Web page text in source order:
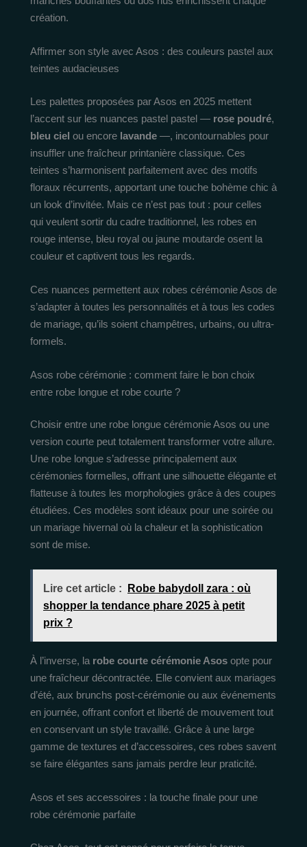
création.
Affirmer son style avec Asos : des couleurs pastel aux
teintes audacieuses
Les palettes proposées par Asos en 2025 mettent
l’accent sur les nuances pastel pastel — rose poudré,
bleu ciel ou encore lavande —, incontournables pour
insuffler une fraîcheur printanière classique. Ces
teintes s’harmonisent parfaitement avec des motifs
floraux récurrents, apportant une touche bohème chic à
un look d’invitée. Mais ce n’est pas tout : pour celles
qui veulent sortir du cadre traditionnel, les robes en
rouge intense, bleu royal ou jaune moutarde osent la
couleur et captivent tous les regards.
Ces nuances permettent aux robes cérémonie Asos de
s’adapter à toutes les personnalités et à tous les codes
de mariage, qu’ils soient champêtres, urbains, ou ultra-
formels.
Asos robe cérémonie : comment faire le bon choix
entre robe longue et robe courte ?
Choisir entre une robe longue cérémonie Asos ou une
version courte peut totalement transformer votre allure.
Une robe longue s’adresse principalement aux
cérémonies formelles, offrant une silhouette élégante et
flatteuse à toutes les morphologies grâce à des coupes
étudiées. Ces modèles sont idéaux pour une soirée ou
un mariage hivernal où la chaleur et la sophistication
sont de mise.
Lire cet article :
Robe babydoll zara : où
shopper la tendance phare 2025 à petit
prix ?
À l’inverse, la robe courte cérémonie Asos opte pour
une fraîcheur décontractée. Elle convient aux mariages
d’été, aux brunchs post-cérémonie ou aux événements
en journée, offrant confort et liberté de mouvement tout
en conservant un style travaillé. Grâce à une large
gamme de textures et d’accessoires, ces robes savent
se faire élégantes sans jamais perdre leur praticité.
Asos et ses accessoires : la touche finale pour une
robe cérémonie parfaite